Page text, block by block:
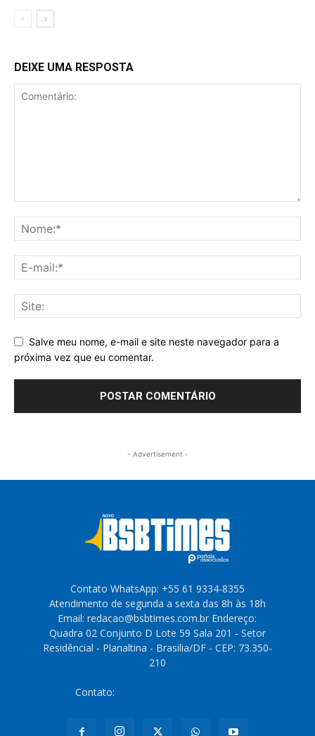
DEIXE UMA RESPOSTA
Salve meu nome, e-mail e site neste navegador para a
próxima vez que eu comentar.
- Advertisement -
Contato WhatsApp: +55 61 9334-8355
Atendimento de segunda a sexta das 8h às 18h
Email: redacao@bsbtimes.com.br Endereço:
Quadra 02 Conjunto D Lote 59 Sala 201 - Setor
Residêncial - Planaltina - Brasilia/DF - CEP: 73.350-
210
Contato: